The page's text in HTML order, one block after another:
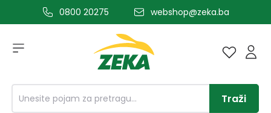
glavni sadržaj0800 20275 webshop@zeka.ba
Traži